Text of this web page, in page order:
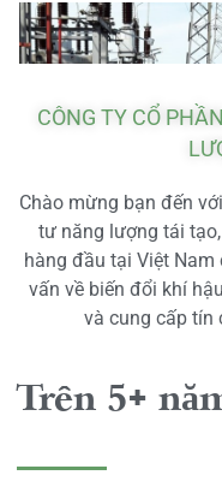
CÔNG TY CỔ
Chào mừng bạn đến
tư năng lượng tái
hàng đầu tại Việt Nam
vấn về biến đổi khí
và cung cấp tín
Trên 5+